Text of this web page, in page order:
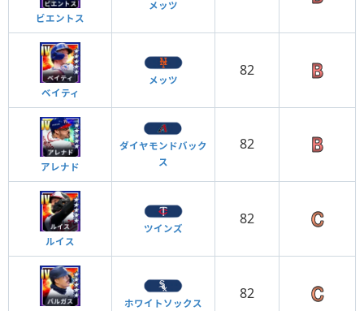
ビエントス
メッツ
ベイティ
メッツ
82
アレナド
ダイヤモンドバック
ス
82
ルイス
ツインズ
82
ホワイトソックス
82